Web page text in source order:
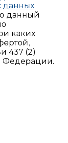
данных
данный
каких
437 (2)
Федерации.